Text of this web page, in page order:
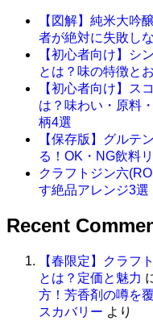
【図解】純米大吟
者が絶対に失敗し
【初心者向け】シ
とは？味の特徴と
【初心者向け】ス
は？味わい・原料
柄4選
【保存版】グルテ
る！OK・NG飲料
クラフトジン六
す絶品アレンジ3選
Recent
【春限定】クラフ
とは？定価と魅力
方！芳香剤の噂を
スカバリー より